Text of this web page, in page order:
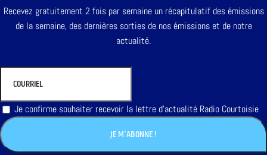
Recevez gratuitement 2 fois par semaine un récapitulatif des émissions
de la semaine, des dernières sorties de nos émissions et de notre
actualité.
Je confirme souhaiter recevoir la lettre d'actualité Radio Courtoisie